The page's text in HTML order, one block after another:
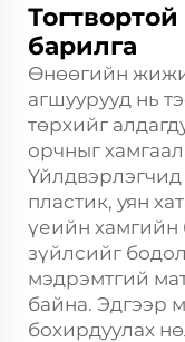
барилга
Өнөөгийн
агшуурууд нь
төрхийг
орчныг
пластик, уян
үеийн хамгийн
зүйлсийг
мэдрэмтгий
байна. Эдгээр
бохирдуулах